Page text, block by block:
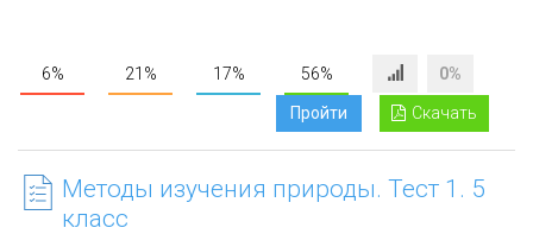
6% 21% 17% 56% 0%
Скачать
Пройти
Методы изучения природы. Тест 1. 5
класс